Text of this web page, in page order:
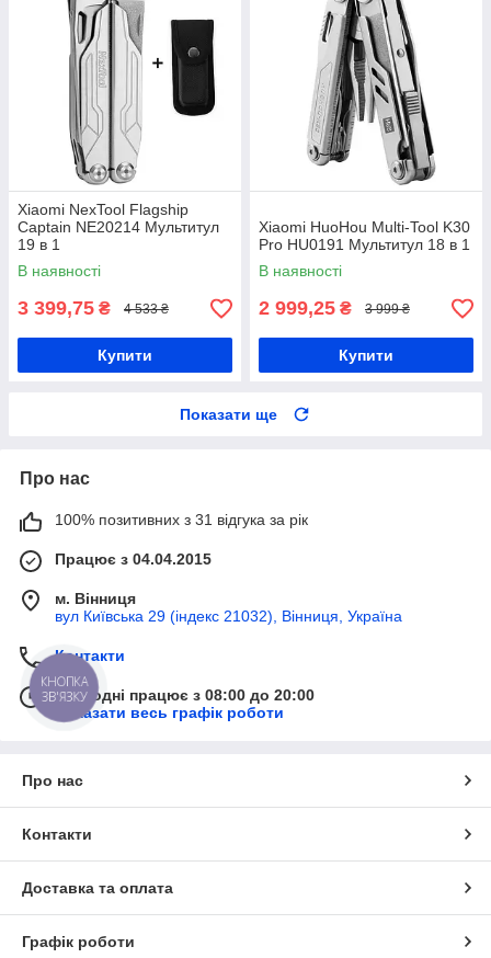
Xiaomi NexTool Flagship
Captain NE20214 Мультитул
19 в 1
В наявності
3 399,75 ₴ 4 533 ₴
Купити
Xiaomi HuoHou Multi-Tool K30
Pro HU0191 Мультитул 18 в 1
В наявності
2 999,25 ₴ 3 999 ₴
Купити
Показати ще
Про нас
100% позитивних з 31 відгука за рік
Працює з 04.04.2015
м. Вінниця
вул Київська 29 (індекс 21032), Вінниця, Україна
Контакти
Сьогодні працює з 08:00 до 20:00
Показати весь графік роботи
Про нас
Контакти
Доставка та оплата
Графік роботи
КНОПКА
ЗВ'ЯЗКУ